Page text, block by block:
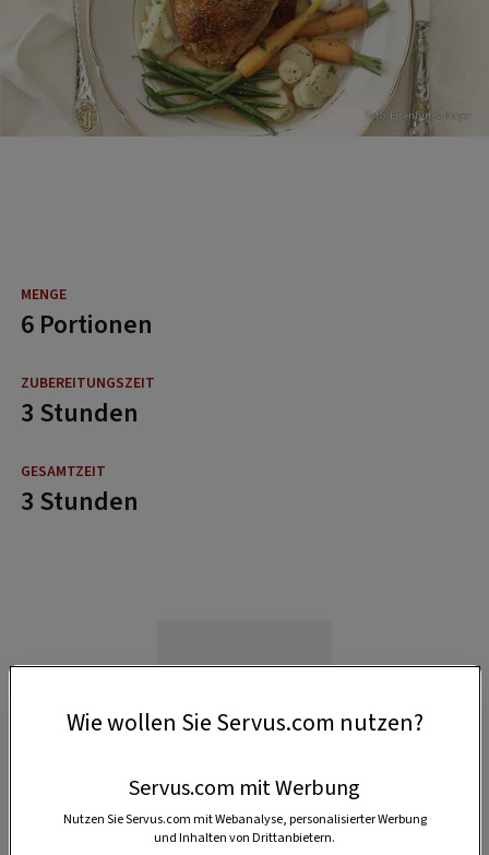
Foto: Eisenhut & Mayer
6 Portionen
3 Stunden
3 Stunden
Wie wollen Sie Servus.com nutzen?
Servus.com mit Werbung
Nutzen Sie Servus.com mit Webanalyse, personalisierter Werbung
und Inhalten von Drittanbietern.